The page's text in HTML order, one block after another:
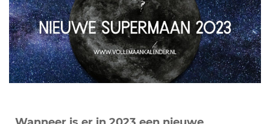
dit
zijn
de
data